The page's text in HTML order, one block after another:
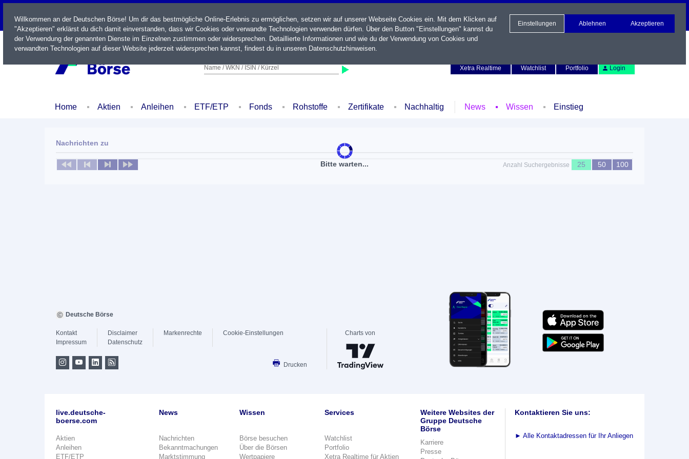
LIVE
Name / WKN / ISIN / Kürzel
Xetra Realtime
Watchlist Portfolio Login
Home Aktien Anleihen ETF/ETP Fonds Rohstoffe Zertifikate Nachhaltig News Wissen Einstieg
Bitte warten...
Nachrichten zu
Keine News verfügbar Anzahl Suchergebnisse 25 50 100
Willkommen an der Deutschen Börse! Um dir das bestmögliche Online-Erlebnis zu ermöglichen, setzen wir auf unserer Webseite Cookies ein. Mit dem Klicken auf
"Akzeptieren" erklärst du dich damit einverstanden, dass wir Cookies oder verwandte Technologien verwenden dürfen. Über den Button "Einstellungen" kannst du
der Verwendung der genannten Dienste im Einzelnen zustimmen oder widersprechen. Detaillierte Informationen und wie du der Verwendung von Cookies und
verwandten Technologien auf dieser Website jederzeit widersprechen kannst, findest du in unseren Datenschutzhinweisen.
Einstellungen Ablehnen Akzeptieren
Deutsche Börse
Kontakt
Impressum
Disclaimer
Datenschutz
Markenrechte Cookie-Einstellungen
Drucken
Charts von
live.deutsche-
boerse.com
Aktien
Anleihen
ETF/ETP
News
Nachrichten
Bekanntmachungen
Marktstimmung
Wissen
Börse besuchen
Über die Börsen
Wertpapiere
Services
Watchlist
Portfolio
Xetra Realtime für Aktien
Weitere Websites der
Gruppe Deutsche
Börse
Karriere
Presse
Kontaktieren Sie uns:
► Alle Kontaktadressen für Ihr Anliegen